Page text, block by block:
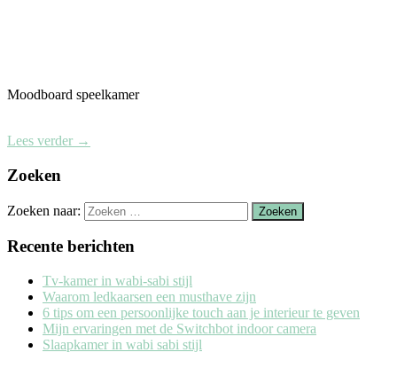
Moodboard speelkamer
Lees verder →
Zoeken
Zoeken naar:
Recente berichten
Tv-kamer in wabi-sabi stijl
Waarom ledkaarsen een musthave zijn
6 tips om een persoonlijke touch aan je interieur te geven
Mijn ervaringen met de Switchbot indoor camera
Slaapkamer in wabi sabi stijl